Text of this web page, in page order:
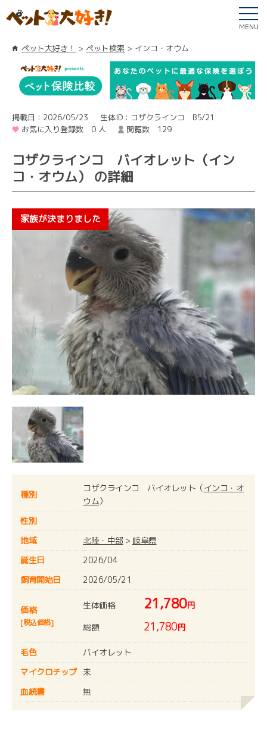
MENU
ペット大好き！ ペット検索 インコ・オウム
掲載日：2026/05/23
生体ID：コザクラインコ B5/21
お気に入り登録数 0 人
閲覧数 129
コザクラインコ バイオレット（イン
コ・オウム） の詳細
種別
コザクラインコ バイオレット（インコ・オ
ウム）
性別
地域
北陸・中部> 岐阜県
誕生日
2026/04
飼育開始日
2026/05/21
価格
[税込価格]
生体価格 21,780円
総額
21,780円
毛色
バイオレット
マイクロチップ
未
血統書
無